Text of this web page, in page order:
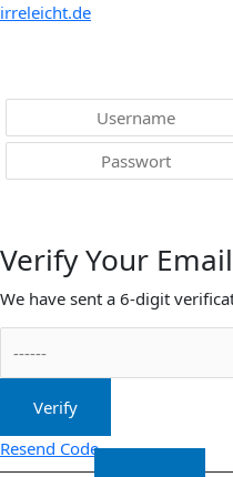
irreleicht.de
Verify Your Email
We have sent a 6-digit
Verify
Resend Code
Menü